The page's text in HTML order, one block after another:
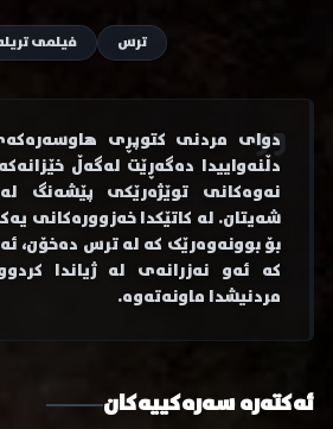
ترس فیلمی
دوای مردنی کتوپڕی
دڵنەواییدا دەگەڕێت لەگەڵ
نەوەکانی توێژەرێکی پێشەنگ
شەیتان. لە کاتێکدا خەزوورەکانی
بۆ بوونەوەرێک کە لە ترس دەخۆن،
کە ئەو نەزرانەی لە ژیاندا
مردنیشدا ماونەتەوە.
ئەکتەرە سەرەکییەکان